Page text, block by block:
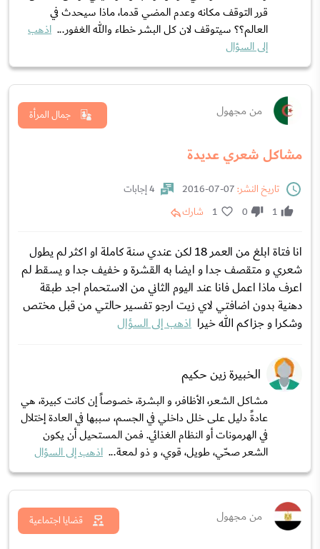
قرر التوقف مكانه وعدم المضي قدما، ماذا سيحدث في
العالم؟؟ سيتوقف لان كل البشر خطاء والله الغفور... اذهب
إلى السؤال
من مجهول
مشاكل شعري عديدة
جمال المرأة
تاريخ النشر:
4 إجابات
1
0
1 شارك
انا فتاة ابلغ من العمر 18 لكن عندي سنة كاملة او اكثر لم يطول
شعري و متقصف جدا و ايضا به القشرة و خفيف جدا و يسقط لم
اعرف ماذا اعمل فانا عند اليوم الثاني من الاستحمام اجد طبقة
دهنية بدون اضافتي لاي زيت ارجو تفسير حالتي من قبل مختص
وشكرا و جزاكم الله خيرا اذهب إلى السؤال
الخبيرة زين حكيم
مشاكل الشعر، الأظافر، و البشرة، خصوصاً إن كانت كبيرة، هي
عادةً دليل على خلل داخلي في الجسم، سببها في العادة إختلال
في الهرمونات أو النظام الغذائي. فمن المستحيل أن يكون
الشعر صحّي، طويل، قوي، و ذو لمعة... اذهب إلى السؤال
من مجهول قضايا اجتماعية